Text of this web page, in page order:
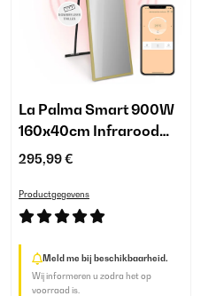
La Palma Smart 900W
160x40cm Infrarood
Spiegel Goud
295,99 €
Productgegevens
Meld me bij beschikbaarheid.
Wij informeren u zodra het op
voorraad is.